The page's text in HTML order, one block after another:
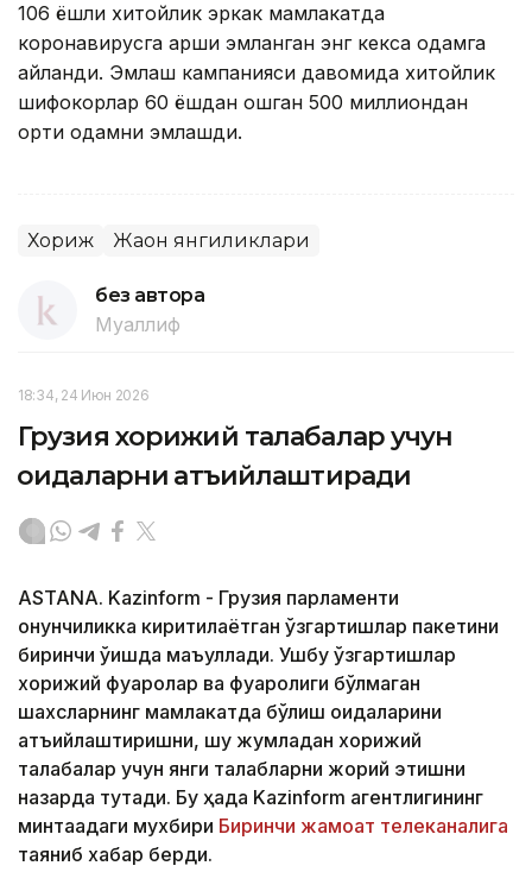
106 ёшли хитойлик эркак мамлакатда
коронавирусга қарши эмланган энг кекса одамга
айланди. Эмлаш кампанияси давомида хитойлик
шифокорлар 60 ёшдан ошган 500 миллиондан
ортиқ одамни эмлашди.
Хориж Жаҳон янгиликлари
без автора
Муаллиф
18:34, 24 Июн 2026
Грузия хорижий талабалар учун
қоидаларни қатъийлаштиради
ASTANA. Kazinform - Грузия парламенти
қонунчиликка киритилаётган ўзгартишлар пакетини
биринчи ўқишда маъқуллади. Ушбу ўзгартишлар
хорижий фуқаролар ва фуқаролиги бўлмаган
шахсларнинг мамлакатда бўлиш қоидаларини
қатъийлаштиришни, шу жумладан хорижий
талабалар учун янги талабларни жорий этишни
назарда тутади. Бу ҳақда Kazinform агентлигининг
минтақадаги мухбири Биринчи жамоат телеканалига
таяниб хабар берди.